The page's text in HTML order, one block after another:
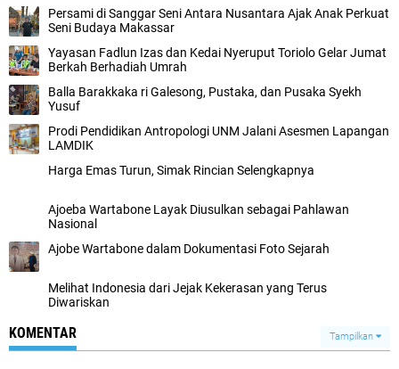
Persami di Sanggar Seni Antara Nusantara Ajak Anak Perkuat
Seni Budaya Makassar
Yayasan Fadlun Izas dan Kedai Nyeruput Toriolo Gelar Jumat
Berkah Berhadiah Umrah
Balla Barakkaka ri Galesong, Pustaka, dan Pusaka Syekh
Yusuf
Prodi Pendidikan Antropologi UNM Jalani Asesmen Lapangan
LAMDIK
Harga Emas Turun, Simak Rincian Selengkapnya
Ajoeba Wartabone Layak Diusulkan sebagai Pahlawan
Nasional
Ajobe Wartabone dalam Dokumentasi Foto Sejarah
Melihat Indonesia dari Jejak Kekerasan yang Terus
Diwariskan
KOMENTAR Tampilkan